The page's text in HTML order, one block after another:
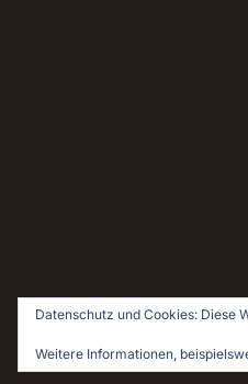
© 2026 Holz & Leim ·
Datenschutz und Cookies: Diese
Weitere Informationen,